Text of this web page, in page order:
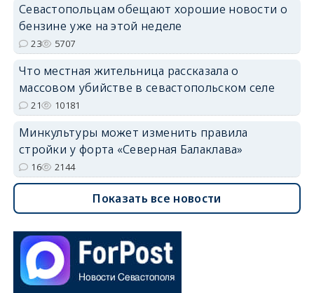
Севастопольцам обещают хорошие новости о
бензине уже на этой неделе
23 5707
Что местная жительница рассказала о
массовом убийстве в севастопольском селе
21 10181
Минкультуры может изменить правила
стройки у форта «Северная Балаклава»
16 2144
Показать все новости